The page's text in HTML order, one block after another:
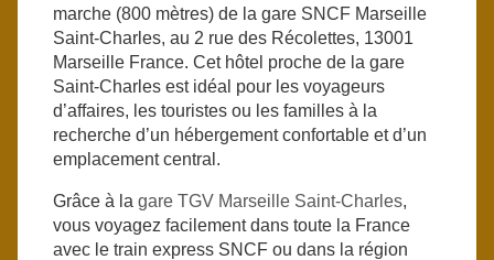
marche (800 mètres) de la gare SNCF Marseille
Saint-Charles, au 2 rue des Récolettes, 13001
Marseille France. Cet hôtel proche de la gare
Saint-Charles est idéal pour les voyageurs
d’affaires, les touristes ou les familles à la
recherche d’un hébergement confortable et d’un
emplacement central.
Grâce à la gare TGV Marseille Saint-Charles,
vous voyagez facilement dans toute la France
avec le train express SNCF ou dans la région